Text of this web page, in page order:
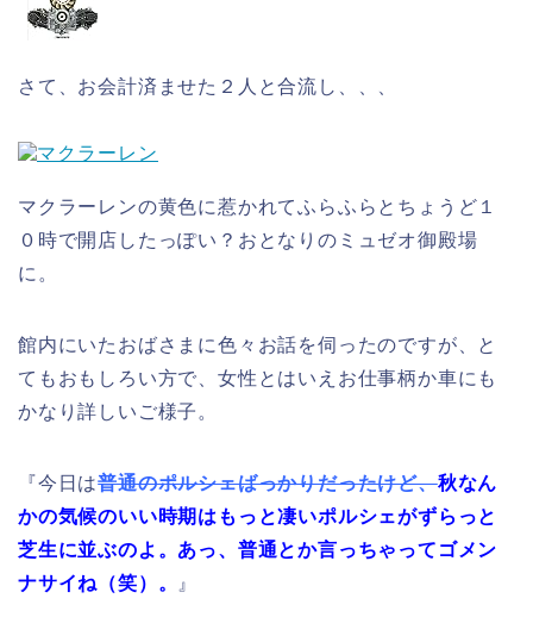
さて、お会計済ませた２人と合流し、、、
マクラーレンの黄色に惹かれてふらふらとちょうど１
０時で開店したっぽい？おとなりのミュゼオ御殿場
に。
館内にいたおばさまに色々お話を伺ったのですが、と
てもおもしろい方で、女性とはいえお仕事柄か車にも
かなり詳しいご様子。
『今日は普通のポルシェばっかりだったけど、秋なん
かの気候のいい時期はもっと凄いポルシェがずらっと
芝生に並ぶのよ。あっ、普通とか言っちゃってゴメン
ナサイね（笑）。
』